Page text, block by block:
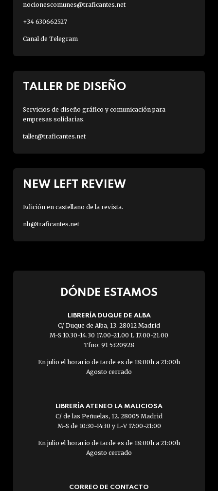
nocionescomunes@traficantes.net
+34 630662527
Canal de Telegram
TALLER DE DISEÑO
Servicios de diseño gráfico y comunicación para
empresas solidarias.
taller@traficantes.net
NEW LEFT REVIEW
Edición en castellano de la revista.
nlr@traficantes.net
DÓNDE ESTAMOS
LIBRERÍA DUQUE DE ALBA
C/ Duque de Alba, 13. 28012 Madrid
M-S 10.30-14.30 17.00-21.00 L 17.00-21.00
Tfno: 91 5320928
En julio el horario de tarde es de 18:00h a 21:00h
Agosto cerrado
LIBRERÍA ATENEO LA MALICIOSA
C/ de las Peñuelas, 12. 28005 Madrid
M-S de 10:30-14:30 y L-V 17:00-21:00
En julio el horario de tarde es de 18:00h a 21:00h
Agosto cerrado
CORREO DE CONTACTO